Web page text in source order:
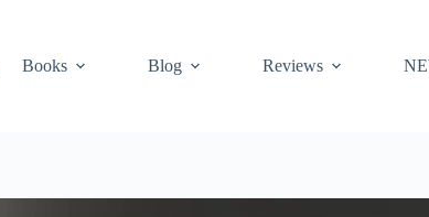
Books Blog Reviews